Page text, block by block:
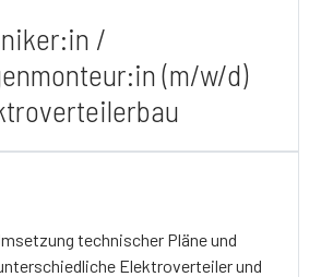
/
(m/w/d)
technischer Pläne und
Elektroverteiler und